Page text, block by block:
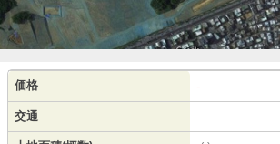
価格 -
交通